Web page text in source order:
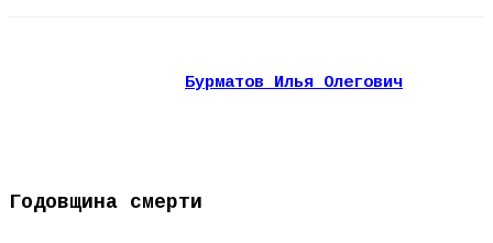
Бурматов Илья Олегович
Годовщина смерти